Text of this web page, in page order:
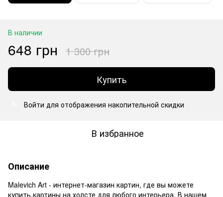
В наличии
648 грн 1 300 грн
Купить
Войти для отображения накопительной скидки
В избранное
Описание
Malevich Art - интернет-магазин картин, где вы можете
купить картины на холсте для любого интерьера. В нашем